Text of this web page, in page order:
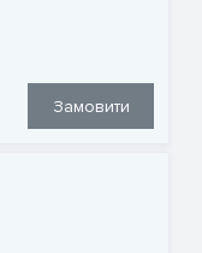
Замовити